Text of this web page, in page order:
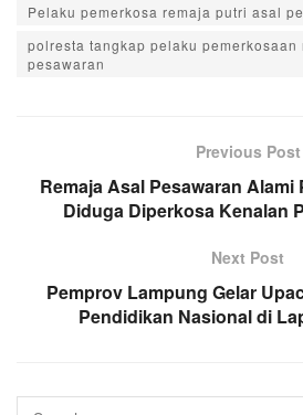
Pelaku pemerkosa remaja putri asal
polresta tangkap pelaku pemerkosaan
pesawaran
Previous Post
Remaja Asal Pesawaran
Diduga Diperkosa Kenalan
Next Post
Pemprov Lampung Gelar
Pendidikan Nasional di